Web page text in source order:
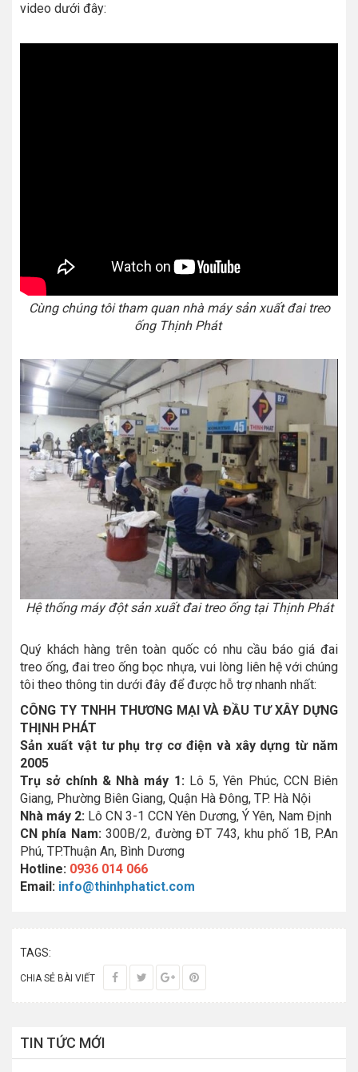
video dưới đây:
Cùng chúng tôi tham quan nhà máy sản xuất đai treo
ống Thịnh Phát
Hệ thống máy đột sản xuất đai treo ống tại Thịnh Phát
Quý khách hàng trên toàn quốc có nhu cầu báo giá đai
treo ống, đai treo ống bọc nhựa, vui lòng liên hệ với chúng
tôi theo thông tin dưới đây để được hỗ trợ nhanh nhất:
CÔNG TY TNHH THƯƠNG MẠI VÀ ĐẦU TƯ XÂY DỰNG
THỊNH PHÁT
Sản xuất vật tư phụ trợ cơ điện và xây dựng từ năm
2005
Trụ sở chính & Nhà máy 1: Lô 5, Yên Phúc, CCN Biên
Giang, Phường Biên Giang, Quận Hà Đông, TP. Hà Nội
Nhà máy 2: Lô CN 3-1 CCN Yên Dương, Ý Yên, Nam Định
CN phía Nam:300B/2, đường ĐT 743, khu phố 1B, P.An
Phú, TP.Thuận An, Bình Dương
Hotline: 0936 014 066
Email: info@thinhphatict.com
TAGS:
CHIA SẺ BÀI VIẾT
TIN TỨC MỚI